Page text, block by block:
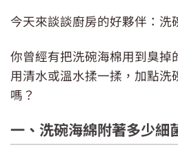
今天來談談廚房的好夥伴：洗
你曾經有把洗碗海棉用到臭掉
用清水或溫水揉一揉，加點洗
嗎？
一、洗碗海綿附著多少細